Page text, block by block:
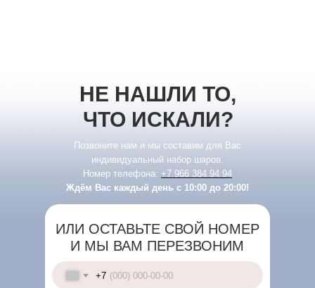
НЕ НАШЛИ ТО,
ЧТО ИСКАЛИ?
Позвоните нам и мы составим для Вас
индивидуальный набор шаров.
Номер телефона: +7 966 384 94 94
Ждём Вас каждый день с 10:00 до 20:00!
ИЛИ ОСТАВЬТЕ СВОЙ НОМЕР
И МЫ ВАМ ПЕРЕЗВОНИМ
+7